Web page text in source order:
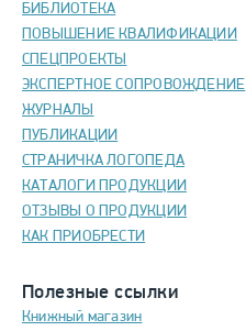
БИБЛИОТЕКА
ПОВЫШЕНИЕ КВАЛИФИКАЦИИ
СПЕЦПРОЕКТЫ
ЭКСПЕРТНОЕ СОПРОВОЖДЕНИЕ
ЖУРНАЛЫ
ПУБЛИКАЦИИ
СТРАНИЧКА ЛОГОПЕДА
КАТАЛОГИ ПРОДУКЦИИ
ОТЗЫВЫ О ПРОДУКЦИИ
КАК ПРИОБРЕСТИ
Полезные ссылки
Книжный магазин